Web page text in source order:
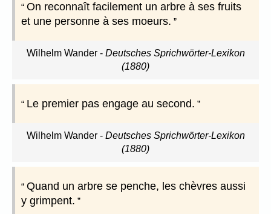
On reconnaît facilement un arbre à ses fruits
et une personne à ses moeurs.
Wilhelm Wander- Deutsches Sprichwörter-Lexikon
(1880)
Le premier pas engage au second.
Wilhelm Wander- Deutsches Sprichwörter-Lexikon
(1880)
Quand un arbre se penche, les chèvres aussi
y grimpent.